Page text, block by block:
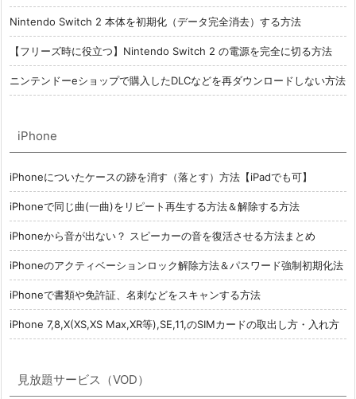
Nintendo Switch 2 本体を初期化（データ完全消去）する方法
【フリーズ時に役立つ】Nintendo Switch 2 の電源を完全に切る方法
ニンテンドーeショップで購入したDLCなどを再ダウンロードしない方法
iPhone
iPhoneについたケースの跡を消す（落とす）方法【iPadでも可】
iPhoneで同じ曲(一曲)をリピート再生する方法＆解除する方法
iPhoneから音が出ない？ スピーカーの音を復活させる方法まとめ
iPhoneのアクティベーションロック解除方法＆パスワード強制初期化法
iPhoneで書類や免許証、名刺などをスキャンする方法
iPhone 7,8,X(XS,XS Max,XR等),SE,11,のSIMカードの取出し方・入れ方
見放題サービス（VOD）